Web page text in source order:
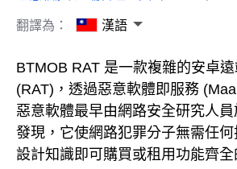
翻譯為： 漢語
BTMOB RAT 是一款複雜的安卓
(RAT)，透過惡意軟體即服務
惡意軟體最早由網路安全研究人員
發現，它使網路犯罪分子無需任
設計知識即可購買或租用功能齊全